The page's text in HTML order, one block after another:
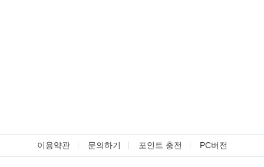
이용약관 문의하기 포인트 충전 PC버전